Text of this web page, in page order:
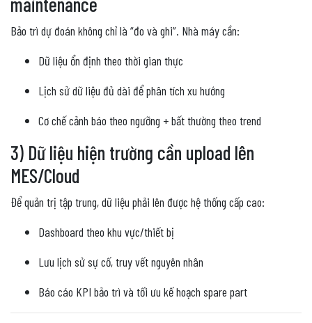
Bảo trì dự đoán không chỉ là “đo và ghi”. Nhà máy cần:
Dữ liệu ổn định theo thời gian thực
Lịch sử dữ liệu đủ dài để phân tích xu hướng
Cơ chế cảnh báo theo ngưỡng + bất thường theo trend
3) Dữ liệu hiện trường cần upload lên
MES/Cloud
Để quản trị tập trung, dữ liệu phải lên được hệ thống cấp cao:
Dashboard theo khu vực/thiết bị
Lưu lịch sử sự cố, truy vết nguyên nhân
Báo cáo KPI bảo trì và tối ưu kế hoạch spare part